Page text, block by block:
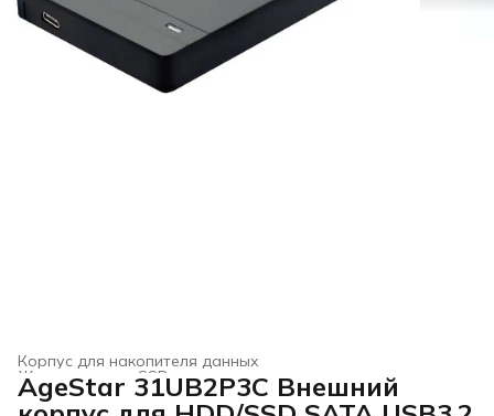
Корпус для накопителя данных
Жесткие диски, SSD и сетевые накопители
Электроника ›
Главная ›
AgeStar 31UB2P3C Внешний